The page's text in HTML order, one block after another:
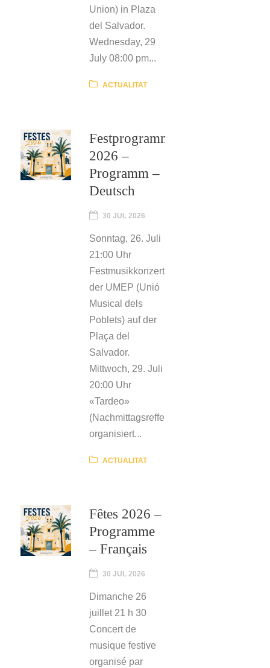
Union) in Plaza
del Salvador.
Wednesday, 29
July 08:00 pm...
ACTUALITAT
Festprogramm
2026 –
Programm –
Deutsch
30 JUL 2026
Sonntag, 26. Juli
21:00 Uhr
Festmusikkonzert,
der UMEP (Unió
Musical dels
Poblets) auf der
Plaça del
Salvador.
Mittwoch, 29. Juli
20:00 Uhr
«Tardeo»
(Nachmittagsreffen),
organisiert...
ACTUALITAT
Fêtes 2026 –
Programme
– Français
30 JUL 2026
Dimanche 26
juillet 21 h 30
Concert de
musique festive
organisé par